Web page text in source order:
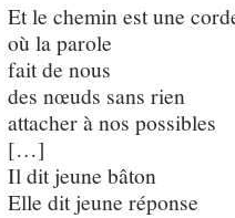
Et le chemin est une
où la parole
fait de nous
des nœuds sans rien
attacher à nos possibles
[…]
Il dit jeune bâton
Elle dit jeune réponse